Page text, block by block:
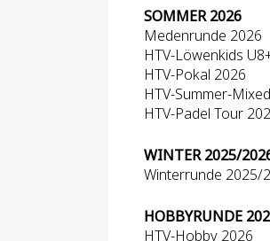
SOMMER 2026
Medenrunde 2026
HTV-Löwenkids
HTV-Pokal 2026
HTV-Summer-
HTV-Padel Tour
WINTER 2025/
Winterrunde 2025/
HOBBYRUNDE
HTV-Hobby 2026